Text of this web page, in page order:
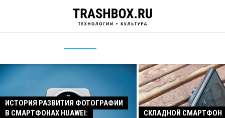
ИСТОРИЯ РАЗВИТИЯ ФОТОГРАФИИ
В СМАРТФОНАХ HUAWEI:
СКЛАДНОЙ СМАРТФОН